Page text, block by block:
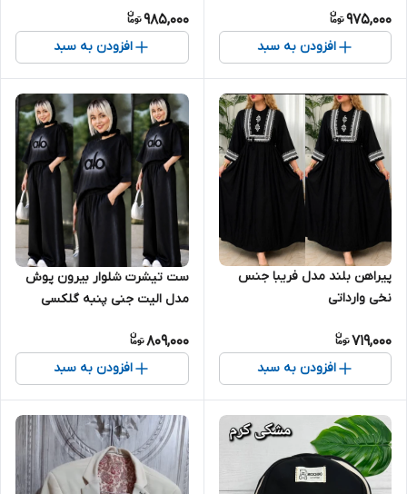
975,000
افزودن به سبد
985,000
افزودن به سبد
پیراهن بلند مدل فریبا جنس
نخی وارداتی
719,000
افزودن به سبد
ست تیشرت شلوار بیرون پوش
مدل الیت جنی پنبه گلکسی
809,000
افزودن به سبد